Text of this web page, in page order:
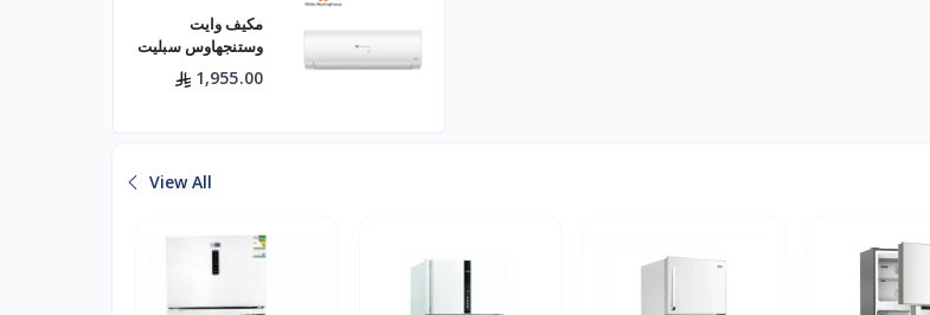
مكيف وايت
وستنجهاوس سبليت
24 بارد — 21400
وحدة موديل
لتبريد فعال للم
1,955.00
View All